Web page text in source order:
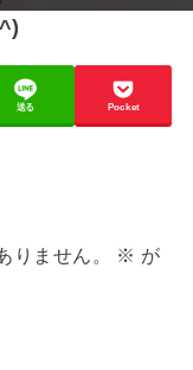
送る Pocket
りません。 ※ が